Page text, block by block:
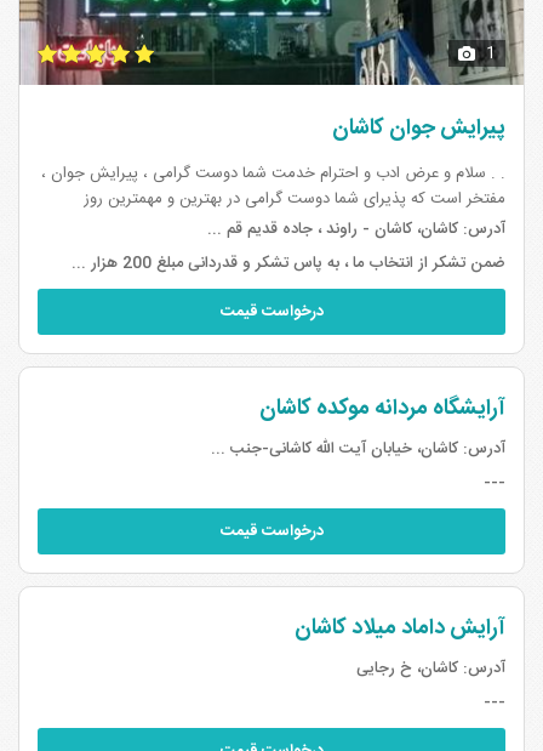
1
پیرایش جوان کاشان
. . سلام و عرض ادب و احترام خدمت شما دوست گرامی ، پیرایش جوان ،
مفتخر است که پذیرای شما دوست گرامی در بهترین و مهمترین روز
زندگیتان باشد ، پکیج طلایی داماد پیرایش جوان بشرح زیر می باشد : (
هیرکات داما...
آدرس: کاشان، کاشان - راوند ، جاده قدیم قم ...
ضمن تشکر از انتخاب ما ، به پاس تشکر و قدردانی مبلغ 200 هزار تومان تخفیف به شما دوست گرامی که از طرف سایت بیا تو عروسی مراجعه فرمایید تقدیم میشود
درخواست قیمت
آرایشگاه مردانه موکده کاشان
آدرس: کاشان، خیابان آیت الله کاشانی-جنب ...
---
درخواست قیمت
آرایش داماد میلاد کاشان
آدرس: کاشان، خ رجایی
---